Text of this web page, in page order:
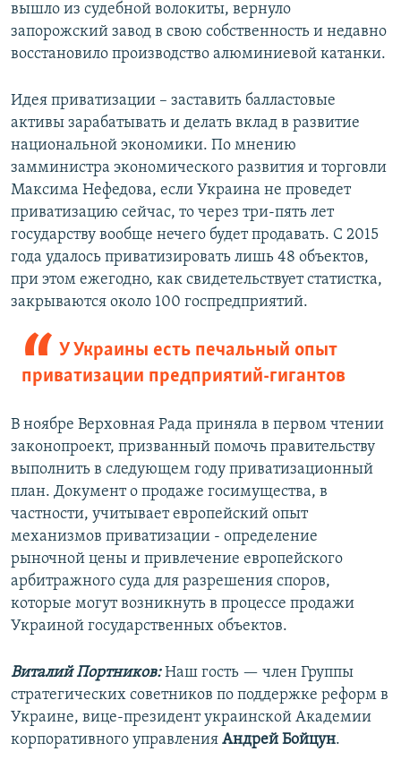
вышло из судебной волокиты, вернуло
запорожский завод в свою собственность и недавно
восстановило производство алюминиевой катанки.
Идея приватизации – заставить балластовые
активы зарабатывать и делать вклад в развитие
национальной экономики. По мнению
замминистра экономического развития и торговли
Максима Нефедова, если Украина не проведет
приватизацию сейчас, то через три-пять лет
государству вообще нечего будет продавать. С 2015
года удалось приватизировать лишь 48 объектов,
при этом ежегодно, как свидетельствует статистка,
закрываются около 100 госпредприятий.
У Украины есть печальный опыт
приватизации предприятий-гигантов
В ноябре Верховная Рада приняла в первом чтении
законопроект, призванный помочь правительству
выполнить в следующем году приватизационный
план. Документ о продаже госимущества, в
частности, учитывает европейский опыт
механизмов приватизации - определение
рыночной цены и привлечение европейского
арбитражного суда для разрешения споров,
которые могут возникнуть в процессе продажи
Украиной государственных объектов.
Виталий Портников:Наш гость — член Группы
стратегических советников по поддержке реформ в
Украине, вице-президент украинской Академии
корпоративного управления Андрей Бойцун.